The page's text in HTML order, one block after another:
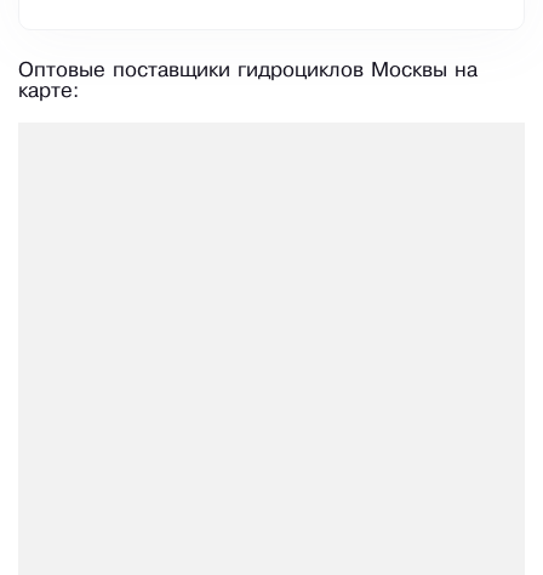
Оптовые поставщики гидроциклов Москвы на
карте: